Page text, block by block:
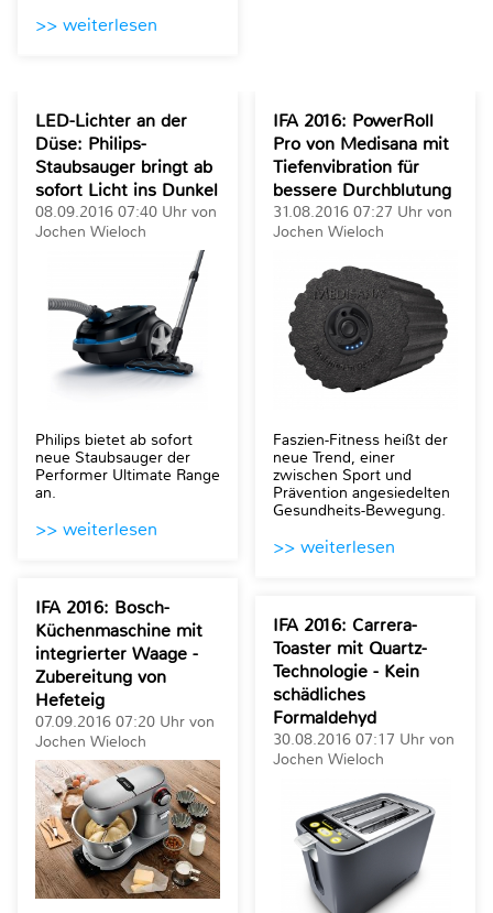
>> weiterlesen
LED-Lichter an der
Düse: Philips-
Staubsauger bringt ab
sofort Licht ins Dunkel
08.09.2016 07:40 Uhr von
Jochen Wieloch
Philips bietet ab sofort
neue Staubsauger der
Performer Ultimate Range
an.
>> weiterlesen
IFA 2016: Bosch-
Küchenmaschine mit
integrierter Waage -
Zubereitung von
Hefeteig
07.09.2016 07:20 Uhr von
Jochen Wieloch
IFA 2016: PowerRoll
Pro von Medisana mit
Tiefenvibration für
bessere Durchblutung
31.08.2016 07:27 Uhr von
Jochen Wieloch
Faszien-Fitness heißt der
neue Trend, einer
zwischen Sport und
Prävention angesiedelten
Gesundheits-Bewegung.
>> weiterlesen
IFA 2016: Carrera-
Toaster mit Quartz-
Technologie - Kein
schädliches
Formaldehyd
30.08.2016 07:17 Uhr von
Jochen Wieloch